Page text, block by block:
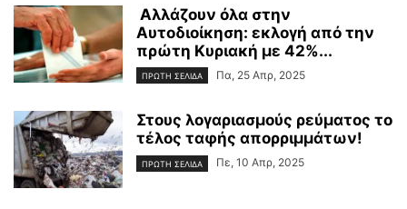
Αλλάζουν όλα στην
Αυτοδιοίκηση: εκλογή από την
πρώτη Κυριακή με 42%...
ΠΡΩΤΗ ΣΕΛΙΔΑ Πα, 25 Απρ, 2025
Στους λογαριασμούς ρεύματος το
τέλος ταφής απορριμμάτων!
ΠΡΩΤΗ ΣΕΛΙΔΑ Πε, 10 Απρ, 2025